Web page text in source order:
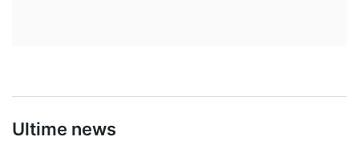
Ultime news